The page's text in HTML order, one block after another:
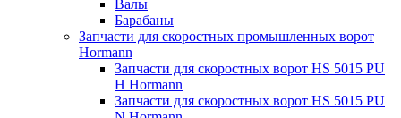
Валы
Барабаны
Запчасти для скоростных промышленных ворот
Hormann
Запчасти для скоростных ворот HS 5015 PU
H Hormann
Запчасти для скоростных ворот HS 5015 PU